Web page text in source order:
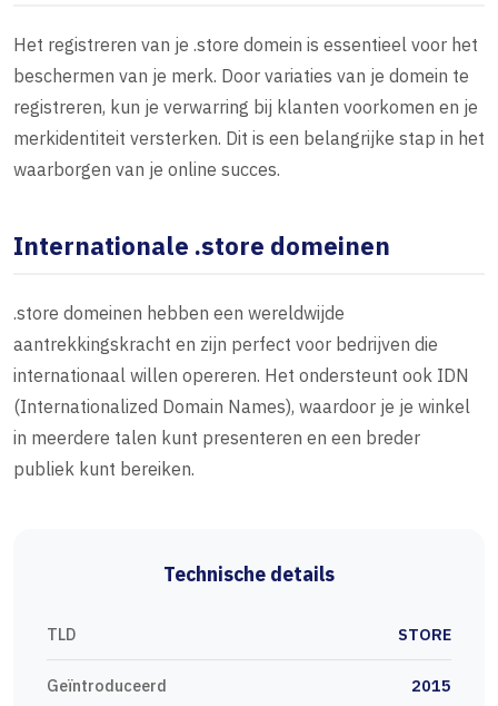
Het registreren van je .store domein is essentieel voor het
beschermen van je merk. Door variaties van je domein te
registreren, kun je verwarring bij klanten voorkomen en je
merkidentiteit versterken. Dit is een belangrijke stap in het
waarborgen van je online succes.
Internationale .store domeinen
.store domeinen hebben een wereldwijde
aantrekkingskracht en zijn perfect voor bedrijven die
internationaal willen opereren. Het ondersteunt ook IDN
(Internationalized Domain Names), waardoor je je winkel
in meerdere talen kunt presenteren en een breder
publiek kunt bereiken.
Technische details
TLD STORE
Geïntroduceerd 2015